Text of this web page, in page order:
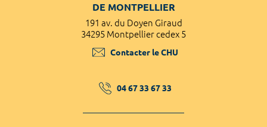
DE MONTPELLIER
191 av. du Doyen Giraud
34295 Montpellier cedex 5
Contacter le CHU
04 67 33 67 33